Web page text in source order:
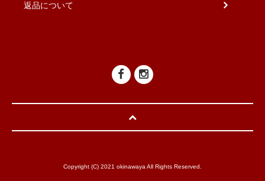
返品について
Copyright (C) 2021 okinawaya All Rights Reserved.